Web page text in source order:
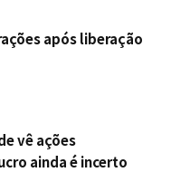
após liberação
vê ações
ainda é incerto